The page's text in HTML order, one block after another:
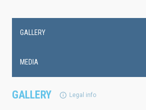
GALLERY Legal info
navigation
GALLERY
MEDIA